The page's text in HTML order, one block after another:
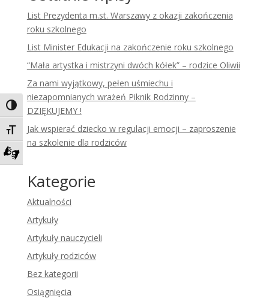
Toggle High Contrast
Toggle Font size
Zadzwoń do tłumacza języka migowego
List Prezydenta m.st. Warszawy z okazji zakończenia
roku szkolnego
List Minister Edukacji na zakończenie roku szkolnego
“Mała artystka i mistrzyni dwóch kółek” – rodzice Oliwii
Za nami wyjątkowy, pełen uśmiechu i
niezapomnianych wrażeń Piknik Rodzinny –
DZIĘKUJEMY !
Jak wspierać dziecko w regulacji emocji – zaproszenie
na szkolenie dla rodziców
Kategorie
Aktualności
Artykuły
Artykuły nauczycieli
Artykuły rodziców
Bez kategorii
Osiągnięcia